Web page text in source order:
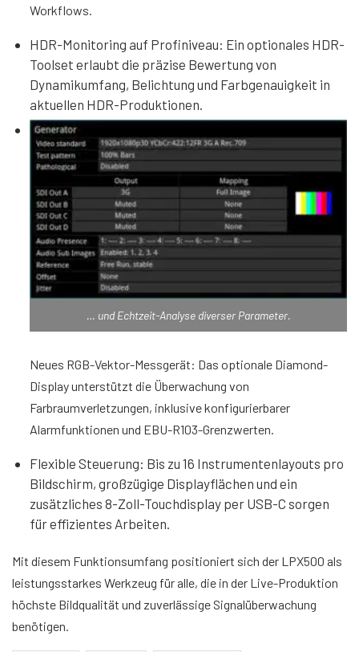
Workflows.
HDR-Monitoring auf Profiniveau: Ein optionales HDR-
Toolset erlaubt die präzise Bewertung von
Dynamikumfang, Belichtung und Farbgenauigkeit in
aktuellen HDR-Produktionen.
… und Echtzeit-Analyse diverser Parameter.
Neues RGB-Vektor-Messgerät: Das optionale Diamond-
Display unterstützt die Überwachung von
Farbraumverletzungen, inklusive konfigurierbarer
Alarmfunktionen und EBU-R103-Grenzwerten.
Flexible Steuerung: Bis zu 16 Instrumentenlayouts pro
Bildschirm, großzügige Displayflächen und ein
zusätzliches 8-Zoll-Touchdisplay per USB-C sorgen
für effizientes Arbeiten.
Mit diesem Funktionsumfang positioniert sich der LPX500 als
leistungsstarkes Werkzeug für alle, die in der Live-Produktion
höchste Bildqualität und zuverlässige Signalüberwachung
benötigen.